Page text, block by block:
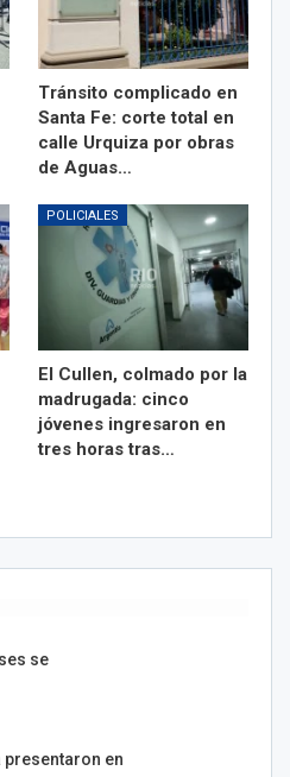
Tránsito complicado en
Santa Fe: corte total en
calle Urquiza por obras
de Aguas…
POLICIALES
El Cullen, colmado por la
madrugada: cinco
jóvenes ingresaron en
tres horas tras…
se
en